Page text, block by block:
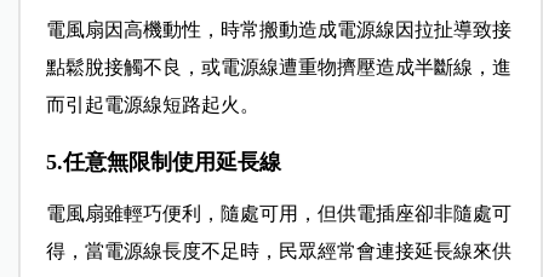
電風扇因高機動性，時常搬動造成電源線因拉扯導致接
點鬆脫接觸不良，或電源線遭重物擠壓造成半斷線，進
而引起電源線短路起火。
5.任意無限制使用延長線
電風扇雖輕巧便利，隨處可用，但供電插座卻非隨處可
得，當電源線長度不足時，民眾經常會連接延長線來供